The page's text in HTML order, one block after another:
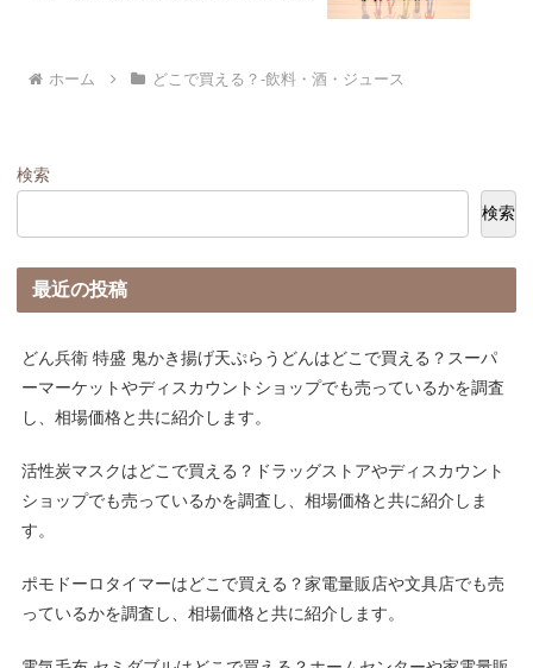
ホーム どこで買える？-飲料・酒・ジュース
検索
検索
最近の投稿
どん兵衛 特盛 鬼かき揚げ天ぷらうどんはどこで買える？スーパ
ーマーケットやディスカウントショップでも売っているかを調査
し、相場価格と共に紹介します。
活性炭マスクはどこで買える？ドラッグストアやディスカウント
ショップでも売っているかを調査し、相場価格と共に紹介しま
す。
ポモドーロタイマーはどこで買える？家電量販店や文具店でも売
っているかを調査し、相場価格と共に紹介します。